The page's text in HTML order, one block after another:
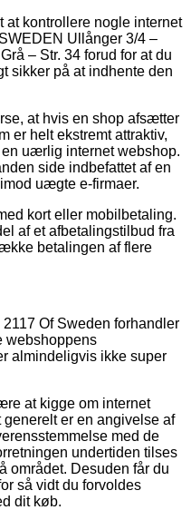
at kontrollere nogle internet
Ullånger 3/4 –
– Str. 34 forud for at du
sikker på at indhente den
at hvis en shop afsætter
er helt ekstremt attraktiv,
uærlig internet webshop.
side indbefattet af en
uægte e-firmaer.
kort eller mobilbetaling.
af et afbetalingstilbud fra
betalingen af flere
Of Sweden forhandler
webshoppens
almindeligvis ikke super
at kigge om internet
er en angivelse af
med de
undertiden tilses
området. Desuden får du
så vidt du forvoldes
dit køb.